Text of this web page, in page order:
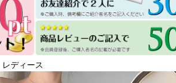
レディース